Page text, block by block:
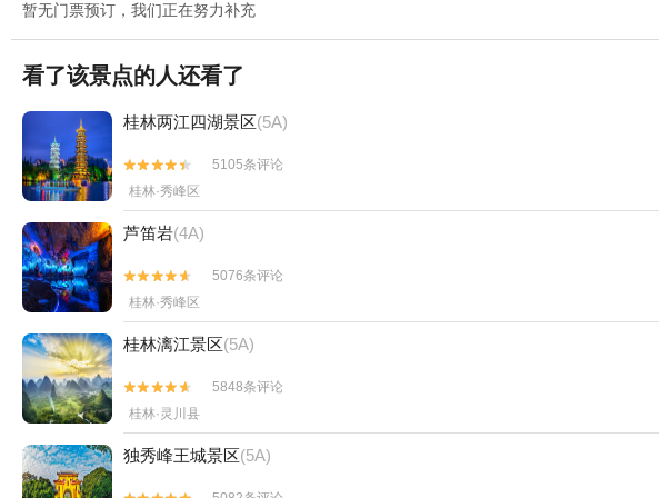
暂无门票预订，我们正在努力补充
看了该景点的人还看了
桂林两江四湖景区(5A)


5105条评论
桂林·秀峰区
芦笛岩(4A)


5076条评论
桂林·秀峰区
桂林漓江景区(5A)


5848条评论
桂林·灵川县
独秀峰王城景区(5A)